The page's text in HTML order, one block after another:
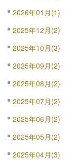
2026年01月(1)
2025年12月(2)
2025年10月(3)
2025年09月(2)
2025年08月(2)
2025年07月(2)
2025年06月(2)
2025年05月(2)
2025年04月(3)